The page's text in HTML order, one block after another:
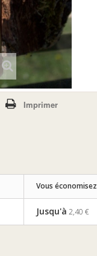
Imprimer
Vous économisez
Jusqu'à 2,40 €